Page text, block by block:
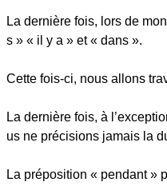
La dernière fois, lors de
s » « il y a » et « dans ».
Cette fois-ci, nous allons
La dernière fois, à
us ne précisions jamais la
La préposition « pendant »